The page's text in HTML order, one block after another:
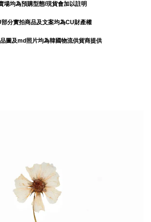
場均為預購型態/現貨會加以註明
部分實拍商品及文案均為CU財產權
圖及md照片均為韓國物流供貨商提供